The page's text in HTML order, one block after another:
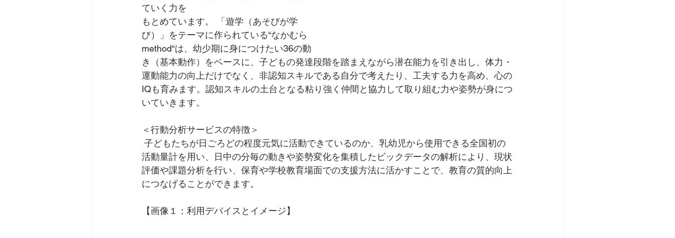
ていく力を
もとめています。 「遊学（あそびが学
び）」をテーマに作られている“なかむら
method“は、幼少期に身につけたい36の動
き（基本動作）をベースに、子どもの発達段階を踏まえながら潜在能力を引き出し、体力・
運動能力の向上だけでなく、非認知スキルである自分で考えたり、工夫する力を高め、心の
IQも育みます。認知スキルの土台となる粘り強く仲間と協力して取り組む力や姿勢が身につ
いていきます。
＜行動分析サービスの特徴＞
活動量計を用い、日中の分毎の動きや姿勢変化を集積したビックデータの解析により、現状
評価や課題分析を行い、保育や学校教育場面での支援方法に活かすことで、教育の質的向上
につなげることができます。
【画像１：利用デバイスとイメージ】